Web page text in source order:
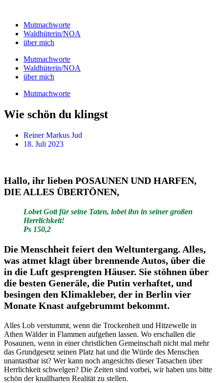
springenMutmachworte
Waldhüterin/NOA
über mich
Mutmachworte
Waldhüterin/NOA
über mich
Mutmachworte
Wie schön du klingst
Reiner Markus Jud
18. Juli 2023
Hallo, ihr lieben POSAUNEN UND HARFEN,
DIE ALLES ÜBERTÖNEN,
Lobet Gott für seine Taten, lobet ihn in seiner großen
Herrlichkeit!
Ps 150,2
Die Menschheit feiert den Weltuntergang. Alles,
was atmet klagt über brennende Autos, über die
in die Luft gesprengten Häuser. Sie stöhnen über
die besten Generäle, die Putin verhaftet, und
besingen den Klimakleber, der in Berlin vier
Monate Knast aufgebrummt bekommt.
Alles Lob verstummt, wenn die Trockenheit und Hitzewelle in
Athen Wälder in Flammen aufgehen lassen. Wo erschallen die
Posaunen, wenn in einer christlichen Gemeinschaft nicht mal mehr
das Grundgesetz seinen Platz hat und die Würde des Menschen
unantastbar ist? Wer kann noch angesichts dieser Tatsachen über
Herrlichkeit schwelgen? Die Zeiten sind vorbei, wir haben uns bitte
schön der knallharten Realität zu stellen.